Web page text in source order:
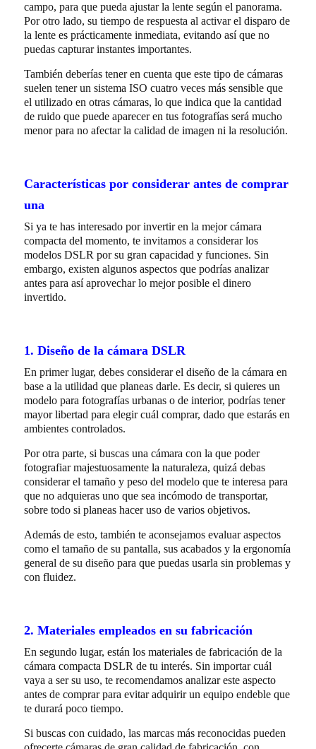
campo, para que pueda ajustar la lente según el panorama.
Por otro lado, su tiempo de respuesta al activar el disparo de
la lente es prácticamente inmediata, evitando así que no
puedas capturar instantes importantes.
También deberías tener en cuenta que este tipo de cámaras
suelen tener un sistema ISO cuatro veces más sensible que
el utilizado en otras cámaras, lo que indica que la cantidad
de ruido que puede aparecer en tus fotografías será mucho
menor para no afectar la calidad de imagen ni la resolución.
Características por considerar antes de comprar
una
Si ya te has interesado por invertir en la mejor cámara
compacta del momento, te invitamos a considerar los
modelos DSLR por su gran capacidad y funciones. Sin
embargo, existen algunos aspectos que podrías analizar
antes para así aprovechar lo mejor posible el dinero
invertido.
1. Diseño de la cámara DSLR
En primer lugar, debes considerar el diseño de la cámara en
base a la utilidad que planeas darle. Es decir, si quieres un
modelo para fotografías urbanas o de interior, podrías tener
mayor libertad para elegir cuál comprar, dado que estarás en
ambientes controlados.
Por otra parte, si buscas una cámara con la que poder
fotografiar majestuosamente la naturaleza, quizá debas
considerar el tamaño y peso del modelo que te interesa para
que no adquieras uno que sea incómodo de transportar,
sobre todo si planeas hacer uso de varios objetivos.
Además de esto, también te aconsejamos evaluar aspectos
como el tamaño de su pantalla, sus acabados y la ergonomía
general de su diseño para que puedas usarla sin problemas y
con fluidez.
2. Materiales empleados en su fabricación
En segundo lugar, están los materiales de fabricación de la
cámara compacta DSLR de tu interés. Sin importar cuál
vaya a ser su uso, te recomendamos analizar este aspecto
antes de comprar para evitar adquirir un equipo endeble que
te durará poco tiempo.
Si buscas con cuidado, las marcas más reconocidas pueden